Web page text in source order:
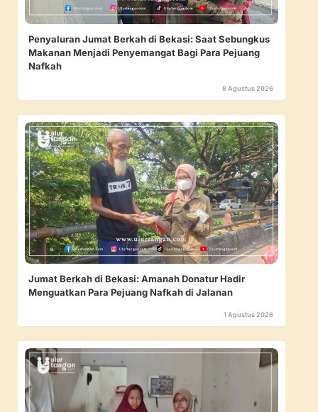
Penyaluran Jumat Berkah di Bekasi: Saat Sebungkus
Makanan Menjadi Penyemangat Bagi Para Pejuang
Nafkah
8 Agustus 2026
Jumat Berkah di Bekasi: Amanah Donatur Hadir
Menguatkan Para Pejuang Nafkah di Jalanan
1 Agustus 2026